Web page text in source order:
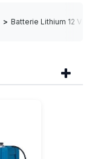
> Batterie Lithium 12 V